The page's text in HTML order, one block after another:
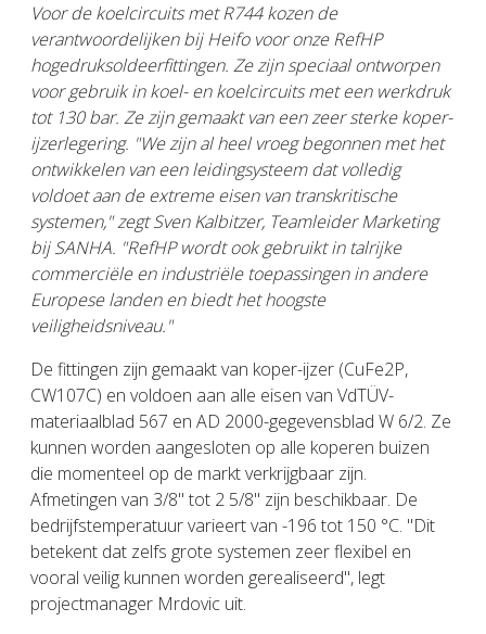
Voor de koelcircuits met R744 kozen de
verantwoordelijken bij Heifo voor onze RefHP
hogedruksoldeerfittingen. Ze zijn speciaal ontworpen
voor gebruik in koel- en koelcircuits met een werkdruk
tot 130 bar. Ze zijn gemaakt van een zeer sterke koper-
ijzerlegering. "We zijn al heel vroeg begonnen met het
ontwikkelen van een leidingsysteem dat volledig
voldoet aan de extreme eisen van transkritische
systemen," zegt Sven Kalbitzer, Teamleider Marketing
bij SANHA. "RefHP wordt ook gebruikt in talrijke
commerciële en industriële toepassingen in andere
Europese landen en biedt het hoogste
veiligheidsniveau."
De fittingen zijn gemaakt van koper-ijzer (CuFe2P,
CW107C) en voldoen aan alle eisen van VdTÜV-
materiaalblad 567 en AD 2000-gegevensblad W 6/2. Ze
kunnen worden aangesloten op alle koperen buizen
die momenteel op de markt verkrijgbaar zijn.
Afmetingen van 3/8" tot 2 5/8" zijn beschikbaar. De
bedrijfstemperatuur varieert van -196 tot 150 °C. "Dit
betekent dat zelfs grote systemen zeer flexibel en
vooral veilig kunnen worden gerealiseerd", legt
projectmanager Mrdovic uit.